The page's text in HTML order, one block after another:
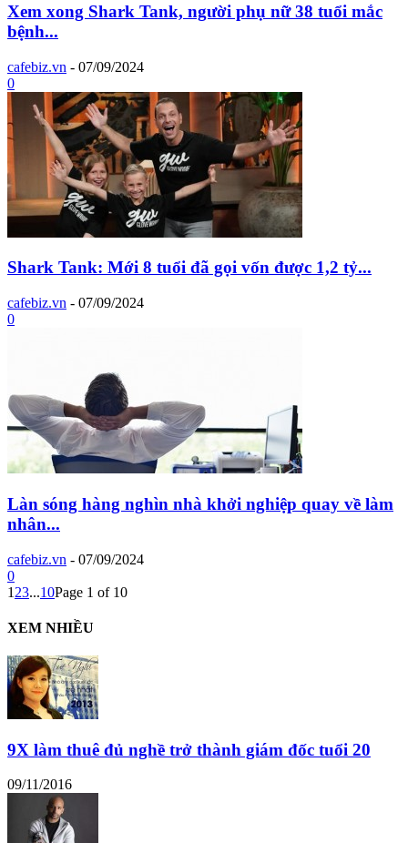
Xem xong Shark Tank, người phụ nữ 38 tuổi mắc
bệnh...
cafebiz.vn - 07/09/2024
0
Shark Tank: Mới 8 tuổi đã gọi vốn được 1,2 tỷ...
cafebiz.vn - 07/09/2024
0
Làn sóng hàng nghìn nhà khởi nghiệp quay về làm
nhân...
cafebiz.vn - 07/09/2024
0
1 23...10Page 1 of 10
XEM NHIỀU
9X làm thuê đủ nghề trở thành giám đốc tuổi 20
09/11/2016